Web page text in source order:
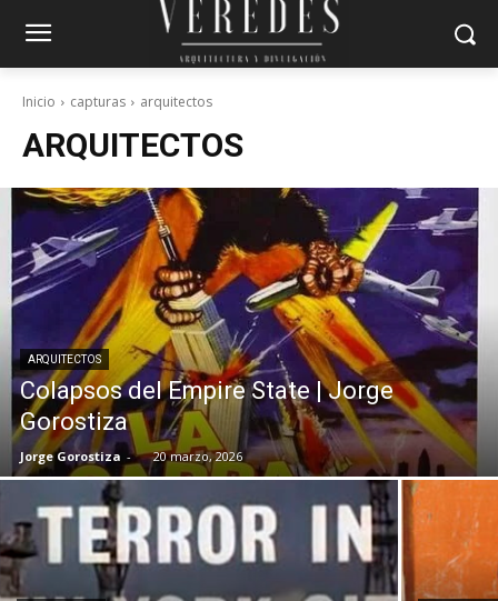
Inicio capturas arquitectos
ARQUITECTOS
ARQUITECTOS
Colapsos del Empire State | Jorge
Gorostiza
Jorge Gorostiza - 20 marzo, 2026